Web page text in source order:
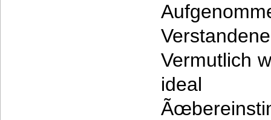
Vermutlich
ideal